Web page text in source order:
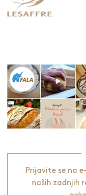
Prijavite se na
naših zadnjih